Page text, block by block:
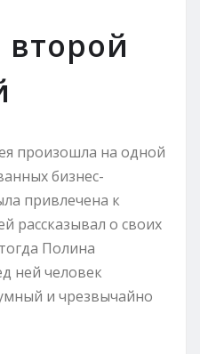
второй
произошла на одной
бизнес-
привлечена к
рассказывал о своих
Полина
ней человек
и чрезвычайно